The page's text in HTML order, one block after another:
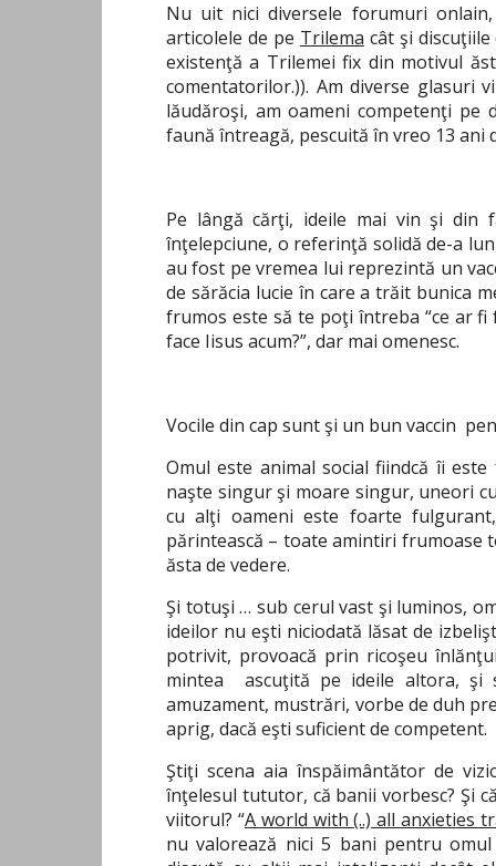
Nu uit nici diversele forumuri
articolele de pe Trilema cât şi
existenţă a Trilemei fix din motivul
comentatorilor.)). Am diverse glasuri
lăudăroşi, am oameni competenţi pe
faună întreagă, pescuită în vreo 13 ani
Pe lângă cărţi, ideile mai vin şi din
înţelepciune, o referinţă solidă de-a
au fost pe vremea lui reprezintă un
de sărăcia lucie în care a trăit bunica
frumos este să te poţi întreba “ce ar fi
face Iisus acum?”, dar mai omenesc.
Vocile din cap sunt şi un bun vaccin
Omul este animal social fiindcă îi
naşte singur şi moare singur, uneori
cu alţi oameni este foarte
părintească – toate amintiri frumoase
ăsta de vedere.
Şi totuşi … sub cerul vast şi luminos,
ideilor nu eşti niciodată lăsat de
potrivit, provoacă prin ricoşeu
mintea ascuţită pe ideile altora, şi
amuzament, mustrări, vorbe de duh
aprig, dacă eşti suficient de competent.
Ştiţi scena aia înspăimântător de
înţelesul tututor, că banii vorbesc? Şi
viitorul? “A world with (..) all anxieties
nu valorează nici 5 bani pentru